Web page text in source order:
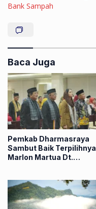
Bank Sampah
Baca Juga
Pemkab Dharmasraya
Sambut Baik Terpilihnya
Marlon Martua Dt.